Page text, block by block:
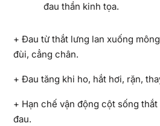
đau thần kinh tọa.
+ Đau từ thắt lưng lan xuống
đùi, cẳng chân.
+ Đau tăng khi ho, hắt hơi, rặn,
+ Hạn chế vận động cột sống
đau.